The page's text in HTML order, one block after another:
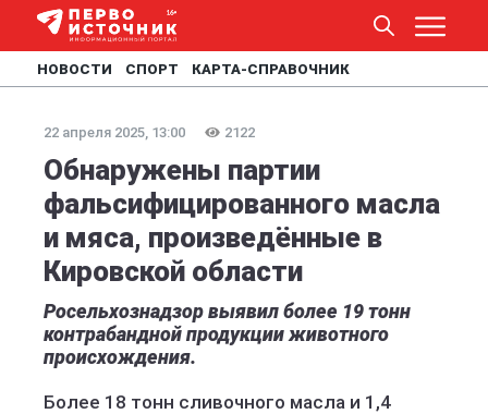
НОВОСТИ СПОРТ КАРТА-СПРАВОЧНИК
22 апреля 2025, 13:00 2122
Обнаружены партии
фальсифицированного масла
и мяса, произведённые в
Кировской области
Росельхознадзор выявил более 19 тонн
контрабандной продукции животного
происхождения.
Более 18 тонн сливочного масла и 1,4